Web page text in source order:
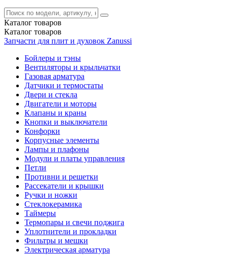
Каталог товаров
Каталог товаров
Запчасти для плит и духовок Zanussi
Бойлеры и тэны
Вентиляторы и крыльчатки
Газовая арматура
Датчики и термостаты
Двери и стекла
Двигатели и моторы
Клапаны и краны
Кнопки и выключатели
Конфорки
Корпусные элементы
Лампы и плафоны
Модули и платы управления
Петли
Противни и решетки
Рассекатели и крышки
Ручки и ножки
Стеклокерамика
Таймеры
Термопары и свечи поджига
Уплотнители и прокладки
Фильтры и мешки
Электрическая арматура